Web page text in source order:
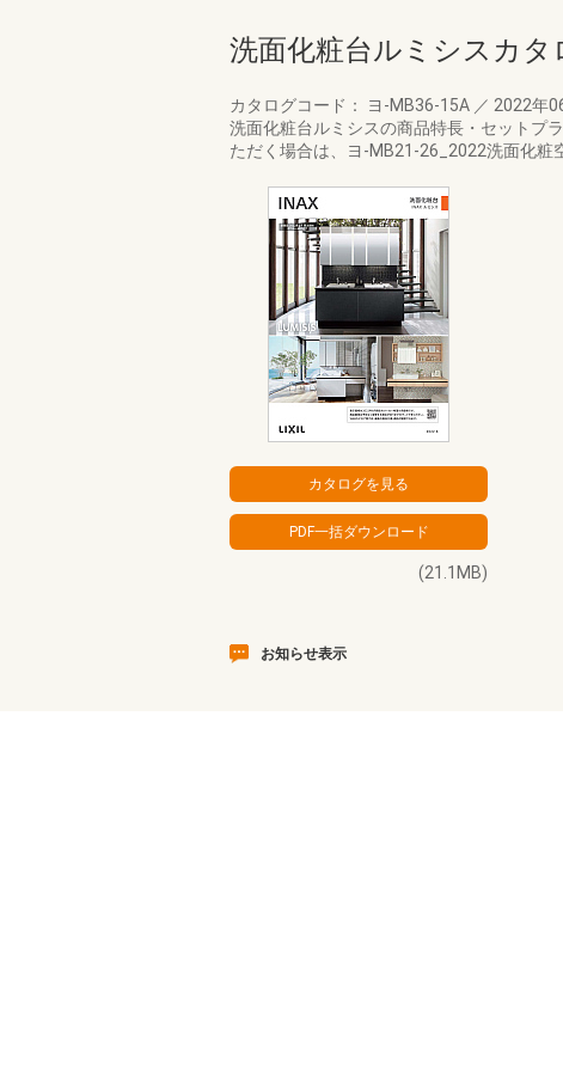
洗面化粧台ルミシスカタ
カタログコード： ヨ-MB36-15A ／ 2022年
洗面化粧台ルミシスの商品特長・セットプ
ただく場合は、ヨ-MB21-26_2022洗面化粧
(21.1MB)
お知らせ表示